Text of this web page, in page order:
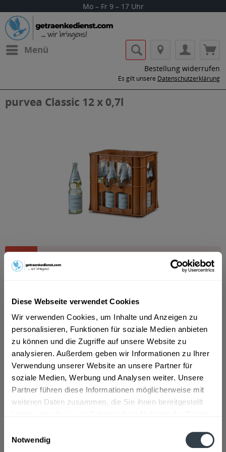
Diese Webseite verwendet Cookies
Wir verwenden Cookies, um Inhalte und Anzeigen zu
personalisieren, Funktionen für soziale Medien anbieten
zu können und die Zugriffe auf unsere Website zu
analysieren. Außerdem geben wir Informationen zu Ihrer
Verwendung unserer Website an unsere Partner für
soziale Medien, Werbung und Analysen weiter. Unsere
Partner führen diese Informationen möglicherweise mit
weiteren Daten zusammen, die Sie ihnen bereitgestellt
Notwendig
Mo – Fr 9 – 17 Uhr
Menü
Bestellung widerrufen
Es gilt unsere Datenschutzerklärung
purvea Classic 12 x 0,7l
Dieser Artikel steht derzeit nicht zur Verfügung!
inkl. MwSt.ggf. zzgl. Erschwerniszuschlag
Derzeit nicht verfügbar.
MEHRWEG
+3,30 € Pfand
Beschreibung
Zutaten und Allergene